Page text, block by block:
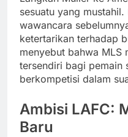
sesuatu yang
wawancara
ketertarikan terhadap
menyebut bahwa MLS
tersendiri bagi pemain
berkompetisi dalam
Ambisi LAFC:
Baru